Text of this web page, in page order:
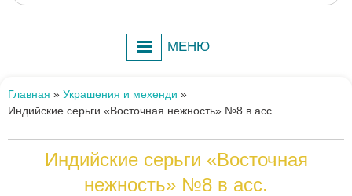
Форма
МЕНЮ
Вы
здесь
Главная » Украшения и мехенди »
Индийские серьги «Восточная нежность» №8 в асс.
Индийские серьги «Восточная
нежность» №8 в асс.